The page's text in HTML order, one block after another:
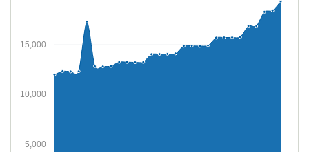
5,000
10,000
15,000